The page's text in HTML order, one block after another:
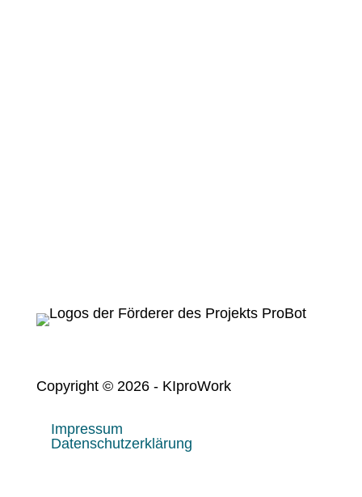
Copyright © 2026 - KIproWork
Impressum
Datenschutzerklärung